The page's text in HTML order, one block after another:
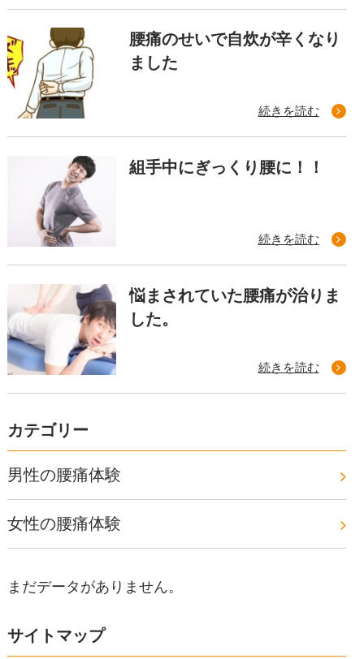
腰痛のせいで自炊が辛くなり
ました
続きを読む
組手中にぎっくり腰に！！
続きを読む
悩まされていた腰痛が治りま
した。
続きを読む
カテゴリー
男性の腰痛体験
女性の腰痛体験
まだデータがありません。
サイトマップ